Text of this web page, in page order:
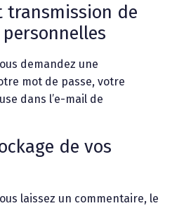
de
demandez une
mot de passe, votre
dans l’e-mail de
de vos
laissez un commentaire, le